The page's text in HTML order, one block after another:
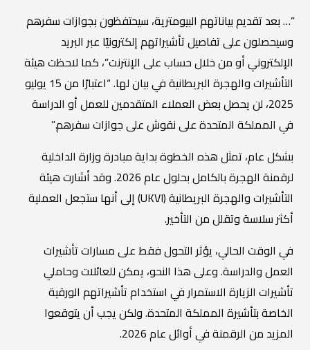
”… بعد تقديم بياناتهم البيومترية، سيحتفظون بجوازات سفرهم
وسيحصلون على تفاصيل تأشيراتهم إلكترونيًا عبر البريد
الإلكتروني أو من خلال حساب على الإنترنت”، كما لاحظت هيئة
التأشيرات والهجرة البريطانية في بيان لها. “اعتبارًا من 15 يوليو
2025، لن يحصل بعض العملاء المتقدمين للعمل أو الدراسة
في المملكة المتحدة على نقوش على جوازات سفرهم.”
بشكل عام، تمثل هذه الخطوة بداية مبادرة وزارة الداخلية
لرقمنة الهجرة بالكامل بحلول عام 2026. وقد أشارت هيئة
التأشيرات والهجرة البريطانية (UKVI) إلى أنها ستجعل العملية
أكثر سلاسة وتقلل من التأخير.
في الوقت الحالي، يؤثر التحول فقط على مسارات تأشيرات
العمل والدراسة. وعلى هذا النحو، يمكن للعائلات وحاملي
تأشيرات الزيارة الاستمرار في استخدام تأشيراتهم الورقية
الخاصة بتأشيرة المملكة المتحدة. ولكن يجب أن يتوقعوا
المزيد من الرقمنة في أوائل عام 2026.